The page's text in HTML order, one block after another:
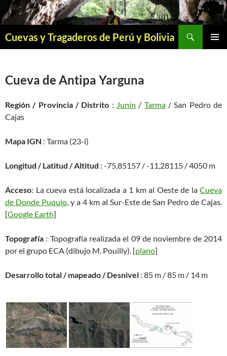
Saltar
al
Cuevas y Tragaderos de Perú y Bolivia
Cueva de Antipa Yarguna
Región / Provincia / Distrito : Junín / Tarma/ San Pedro de
Cajas
Mapa IGN : Tarma (23-l)
Longitud / Latitud / Altitud : -75,85157 / -11,28115 / 4050 m
Acceso: La cueva está localizada a 1 km al Oeste de la Cueva
de Donde Puquio, y a 4 km al Sur-Este de San Pedro de Cajas.
[Google Earth]
Topografía : Topografía realizada el 09 de noviembre de 2014
por el grupo ECA (dibujo M. Pouilly). [plano]
Desarrollo total / mapeado / Desnivel : 85 m / 85 m / 14 m